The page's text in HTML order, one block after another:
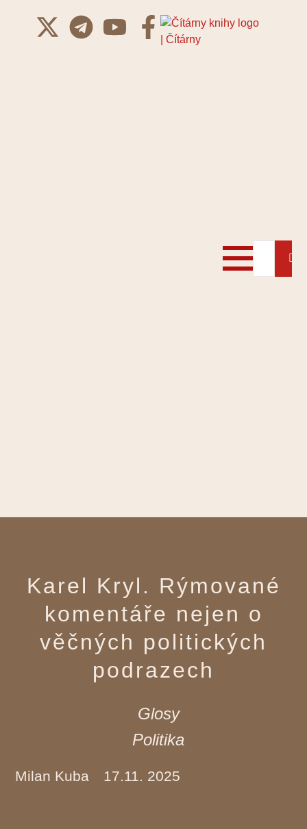
Karel Kryl. Rýmované
komentáře nejen o
věčných politických
podrazech
Glosy
Politika
Milan Kuba 17.11. 2025